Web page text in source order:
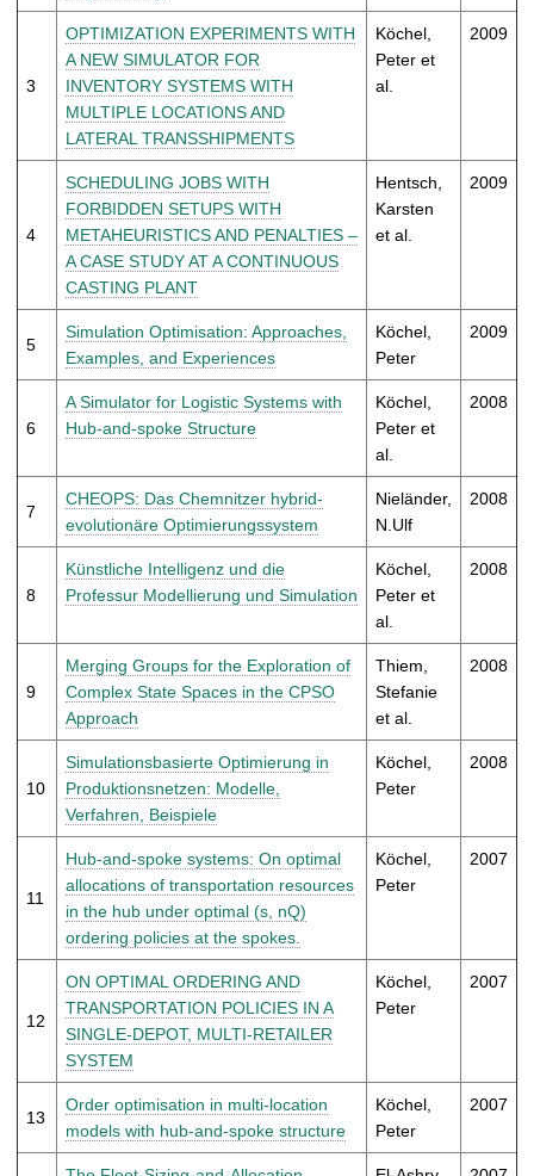
3
OPTIMIZATION EXPERIMENTS WITH
A NEW SIMULATOR FOR
INVENTORY SYSTEMS WITH
MULTIPLE LOCATIONS AND
LATERAL TRANSSHIPMENTS
Köchel,
Peter et
al.
2009
4
SCHEDULING JOBS WITH
FORBIDDEN SETUPS WITH
METAHEURISTICS AND PENALTIES –
A CASE STUDY AT A CONTINUOUS
CASTING PLANT
Hentsch,
Karsten
et al.
2009
5
Simulation Optimisation: Approaches,
Examples, and Experiences
Köchel,
Peter
2009
6
A Simulator for Logistic Systems with
Hub-and-spoke Structure
Köchel,
Peter et
al.
2008
7
CHEOPS: Das Chemnitzer hybrid-
evolutionäre Optimierungssystem
Nieländer,
N.Ulf
2008
8
Künstliche Intelligenz und die
Professur Modellierung und Simulation
Köchel,
Peter et
al.
2008
9
Merging Groups for the Exploration of
Complex State Spaces in the CPSO
Approach
Thiem,
Stefanie
et al.
2008
10
Simulationsbasierte Optimierung in
Produktionsnetzen: Modelle,
Verfahren, Beispiele
Köchel,
Peter
2008
11
Hub-and-spoke systems: On optimal
allocations of transportation resources
in the hub under optimal (s, nQ)
ordering policies at the spokes.
Köchel,
Peter
2007
12
ON OPTIMAL ORDERING AND
TRANSPORTATION POLICIES IN A
SINGLE-DEPOT, MULTI-RETAILER
SYSTEM
Köchel,
Peter
2007
13
Order optimisation in multi-location
models with hub-and-spoke structure
Köchel,
Peter
2007